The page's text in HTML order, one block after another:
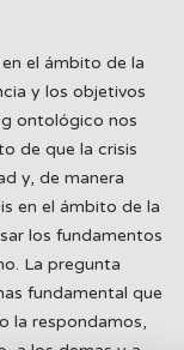
el ámbito de la
y los objetivos
ontológico nos
de que la crisis
y, de manera
en el ámbito de la
los fundamentos
La pregunta
fundamental que
la respondamos,